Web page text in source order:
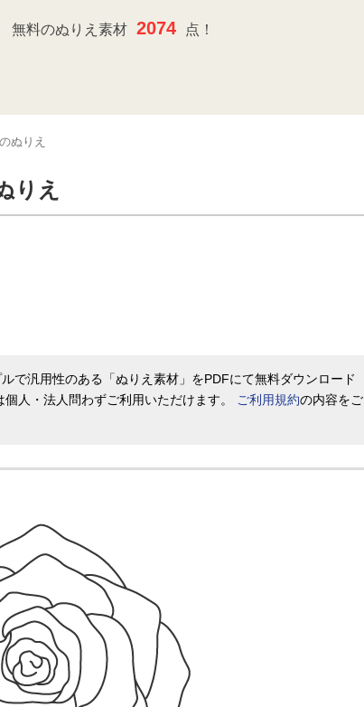
無料のぬりえ素材 2074 点！
ぬりえ
りえ
で汎用性のある「ぬりえ素材」をPDFにて無料ダウンロード
個人・法人問わずご利用いただけます。 ご利用規約の内容をご